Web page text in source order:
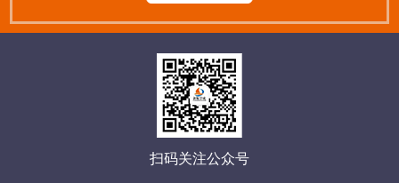
扫码关注公众号